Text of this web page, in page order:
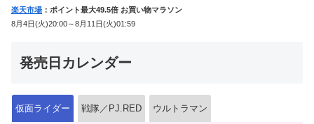
楽天市場 ：ポイント最大49.5倍 お買い物マラソン
8月4日(火)20:00～8月11日(火)01:59
発売日カレンダー
仮面ライダー 戦隊／PJ.RED ウルトラマン